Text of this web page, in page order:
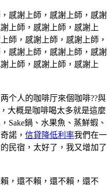
感謝上師，感謝上師，感謝
上師，感謝上師，感謝上
師，感謝上師，感謝上師，
感謝上師，感謝上師，感謝
上師，感謝上師，感謝上
个人的咖啡厅來個咖啡??與
大概是咖啡喝太多就是這麼
Sake鍋、水果魚、蒸鮮蝦、
諾， 信貸降低利率我們在一
民宿，太好了，我又增加了
，還不賴，還不賴，還不